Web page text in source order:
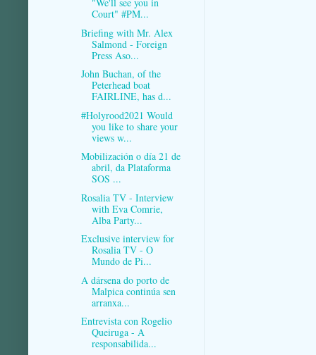
Court" #PM...
Briefing with Mr. Alex
Salmond - Foreign
Press Aso...
John Buchan, of the
Peterhead boat
FAIRLINE, has d...
#Holyrood2021 Would
you like to share your
views w...
Mobilización o día 21 de
abril, da Plataforma
SOS ...
Rosalia TV - Interview
with Eva Comrie,
Alba Party...
Exclusive interview for
Rosalia TV - O
Mundo de Pi...
A dársena do porto de
Malpica continúa sen
arranxa...
Entrevista con Rogelio
Queiruga - A
responsabilida...